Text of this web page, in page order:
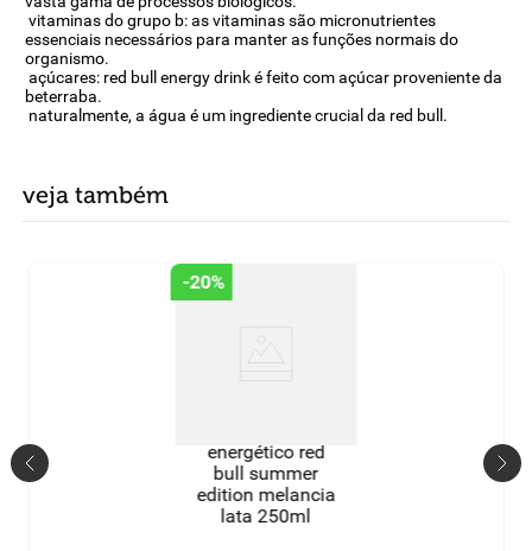
vitaminas do grupo b: as vitaminas são micronutrientes
essenciais necessários para manter as funções normais do
organismo.
açúcares: red bull energy drink é feito com açúcar proveniente da
beterraba.
naturalmente, a água é um ingrediente crucial da red bull.
veja também
-20%
energético red
bull summer
edition melancia
lata 250ml